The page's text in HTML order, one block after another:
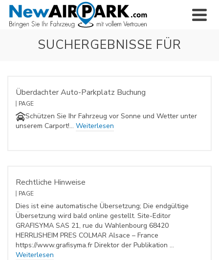
SUCHERGEBNISSE FÜR
Überdachter Auto-Parkplatz Buchung
PAGE
Schützen Sie Ihr Fahrzeug vor Sonne und Wetter unter
unserem Carport!… Weiterlesen
Rechtliche Hinweise
PAGE
Dies ist eine automatische Übersetzung; Die endgültige
Übersetzung wird bald online gestellt. Site-Editor
GRAFISYMA SAS 21, rue du Wahlenbourg 68420
HERRLISHEIM PRES COLMAR Alsace – France
https://www.grafisyma.fr Direktor der Publikation …
Weiterlesen